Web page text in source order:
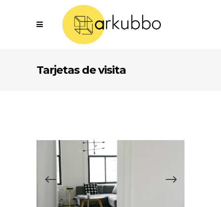
Tarjetas de visita